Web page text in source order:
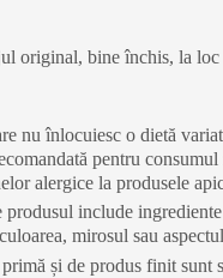
original, bine închis, la
nu înlocuiesc o dietă
pentru
alergice la produsele
produsul include
mirosul sau
și de produs finit